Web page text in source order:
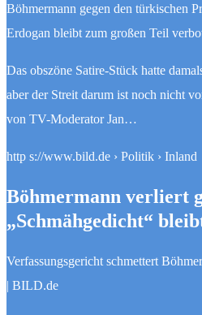
Böhmermann gegen den türkischen
Erdogan bleibt zum großen Teil
Das obszöne Satire-Stück hatte
aber der Streit darum ist noch nicht
von TV-Moderator Jan…
http s://www.bild.de › Politik › Inland
Böhmermann verliert
„Schmähgedicht“
Verfassungsgericht schmettert
| BILD.de